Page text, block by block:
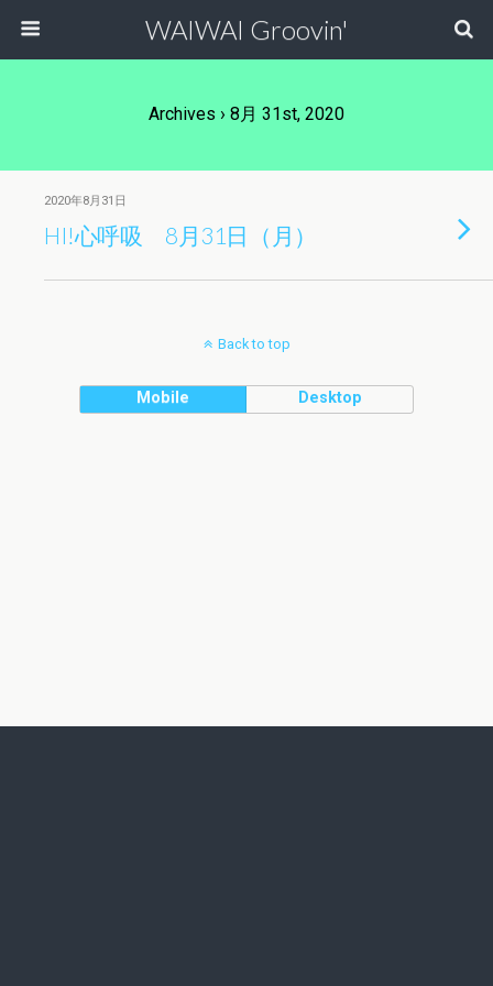
WAIWAI Groovin'
Archives › 8月 31st, 2020
2020年8月31日
HI!心呼吸 8月31日（月）
Back to top
Mobile Desktop